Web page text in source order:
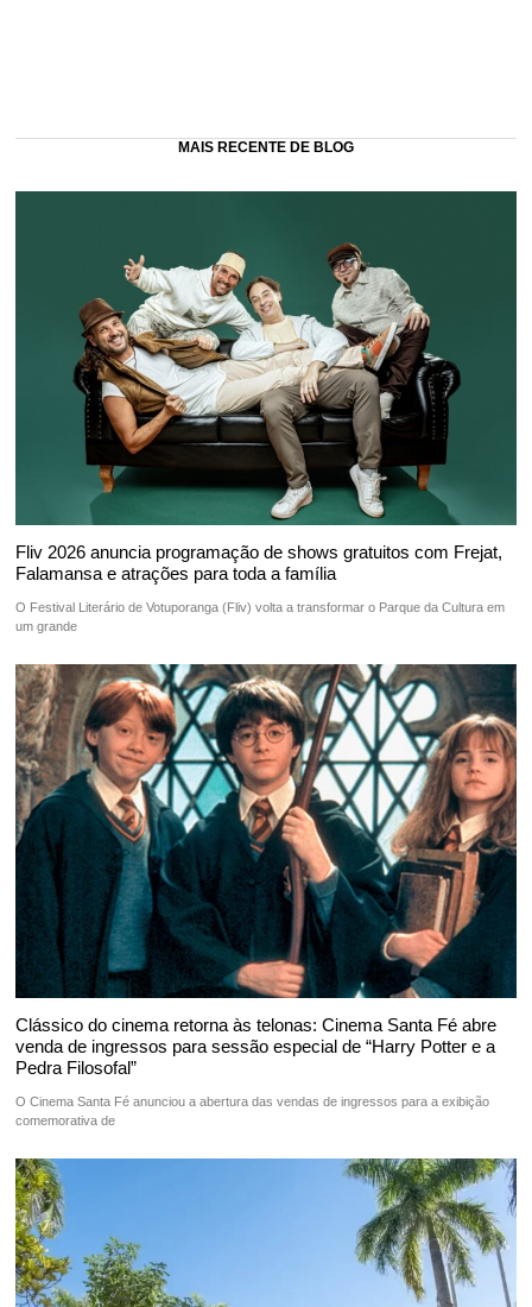
MAIS RECENTE DE BLOG
Fliv 2026 anuncia programação de shows gratuitos com Frejat,
Falamansa e atrações para toda a família
O Festival Literário de Votuporanga (Fliv) volta a transformar o Parque da Cultura em
um grande
Clássico do cinema retorna às telonas: Cinema Santa Fé abre
venda de ingressos para sessão especial de “Harry Potter e a
Pedra Filosofal”
O Cinema Santa Fé anunciou a abertura das vendas de ingressos para a exibição
comemorativa de